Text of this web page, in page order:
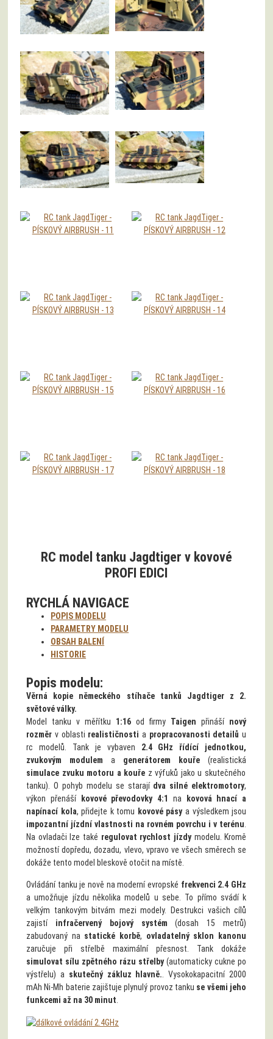
PROFI EDICI
POPIS MODELU
PARAMETRY MODELU
OBSAH BALENÍ
HISTORIE
Věrná kopie německého stíhače tanků Jagdtiger z 2.
světové války.
Model tanku v měřítku
přináší
rozměr v oblasti realističnosti a propracovanosti detailů
u
rc modelů. Tank je vybaven
2.4 GHz řídící jednotkou,
zvukovým modulem
a generátorem kouře (realistická
simulace zvuku motoru a kouře
z výfuků jako u skutečného
tanku). O pohyb modelu se starají
dva silné elektromotory
výkon přenáší
kovové převodovky 4:1 nakovová hnací a
napínací kola, přidejte k tomu kovové pásy
a výsledkem jsou
impozantní jízdní vlastnosti na rovném povrchu i v terénu
Na ovladači lze také
regulovat rychlost jízdy
modelu. Kromě
možností dopředu, dozadu, vlevo, vpravo ve všech směrech se
dokáže tento model bleskově otočit na místě.
Ovládání tanku je nově na moderní evropskéfrekvenci 2.4 GHz
a umožňuje jízdu několika modelů u sebe. To přímo svádí k
velkým tankovým bitvám mezi modely. Destrukci vašich cílů
zajistíinfračervený bojový systém (dosah 15 metrů)
zabudovaný na
statické korbě
ovladatelný sklon kanonu
zaručuje při střelbě maximální přesnost. Tank dokáže
simulovat sílu zpětného rázu střelby
(automaticky cukne po
výstřelu) a skutečný zákluz hlavně.
. Vysokokapacitní 2000
mAh Ni-Mh baterie zajištuje plynulý provoz tanku
se všemi jeho
funkcemi až na 30 minut.